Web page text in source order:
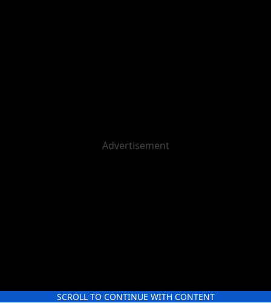
SCROLL TO CONTINUE WITH CONTENT